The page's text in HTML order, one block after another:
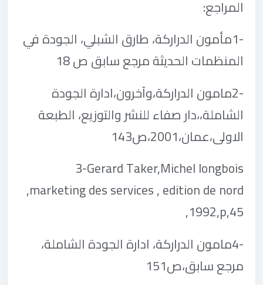
المراجع:
1-مأمون الدراركة، طارق الشبلي، الجودة في
المنظمات الحديثة مرجع سابق ص 18
2-مامون الدراركة،وآخرون،ادارة الجودة
الشاملة،،دار صفاء للنشر والتوزيع، الطبعة
الاولى،عمان،2001،ص143
3-Gerard Taker,Michel longbois
,marketing des services , edition de nord
,1992,p,45
4-مامون الدراركة، ادارة الجودة الشاملة،
مرجع سابق،ص151